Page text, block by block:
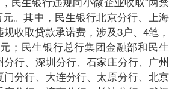
元。其中，民生银行北京分行、上海
收取贷款承诺费，涉及3户、4笔，
；民生银行总行集团金融部和民生
行、深圳分行、石家庄分行、广州
分行、大连分行、太原分行、北京